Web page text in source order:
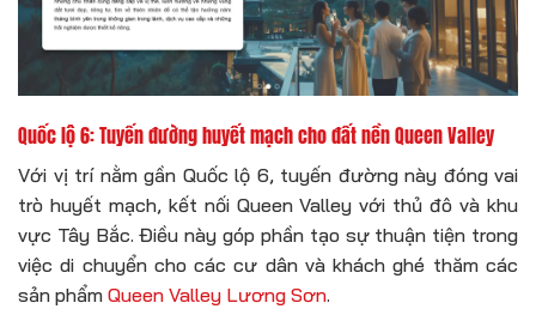
Quốc lộ 6: Tuyến đường huyết mạch cho đất nền Queen Valley
Với vị trí nằm gần Quốc lộ 6, tuyến đường này đóng vai
trò huyết mạch, kết nối Queen Valley với thủ đô và khu
vực Tây Bắc. Điều này góp phần tạo sự thuận tiện trong
việc di chuyển cho các cư dân và khách ghé thăm các
sản phẩm Queen Valley Lương Sơn.